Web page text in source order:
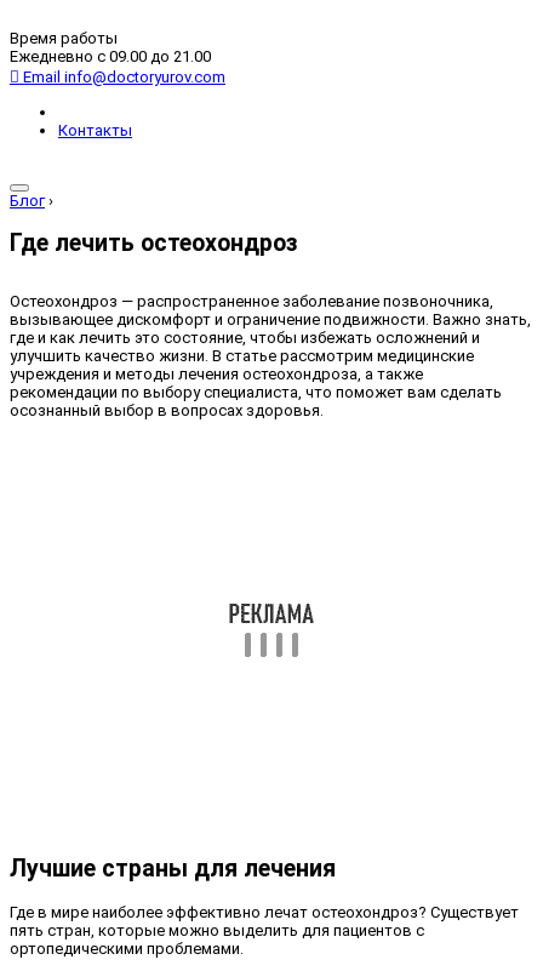
Время работы
Ежедневно с 09.00 до 21.00
Email info@doctoryurov.com
Контакты
Блог ›
Где лечить остеохондроз
Остеохондроз — распространенное заболевание позвоночника,
вызывающее дискомфорт и ограничение подвижности. Важно знать,
где и как лечить это состояние, чтобы избежать осложнений и
улучшить качество жизни. В статье рассмотрим медицинские
учреждения и методы лечения остеохондроза, а также
рекомендации по выбору специалиста, что поможет вам сделать
осознанный выбор в вопросах здоровья.
Лучшие страны для лечения
Где в мире наиболее эффективно лечат остеохондроз? Существует
пять стран, которые можно выделить для пациентов с
ортопедическими проблемами.